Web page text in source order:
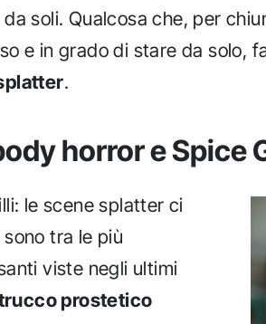
soli. Qualcosa che, per
e in grado di stare da solo,
.
horror e Spice
le scene splatter ci
sono tra le più
viste negli ultimi
prostetico